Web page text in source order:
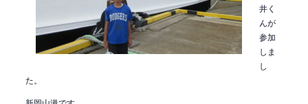
井く
んが
参加
しま
し
た。